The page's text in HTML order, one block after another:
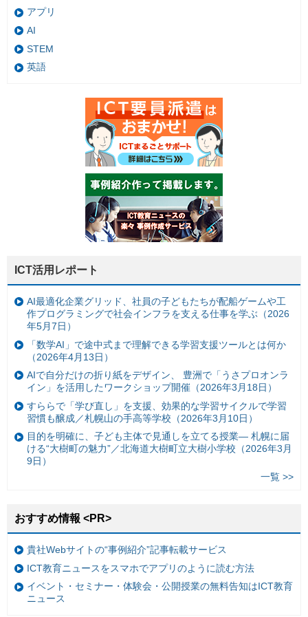
アプリ
AI
STEM
英語
ICT活用レポート
AI最適化企業グリッド、社員の子どもたちが配船ゲームや工
作プログラミングで社会インフラを支える仕事を学ぶ（2026
年5月7日）
「数学AI」で途中式まで理解できる学習支援ツールとは何か
（2026年4月13日）
AIで自分だけの折り紙をデザイン、 豊洲で「うさプロオンラ
イン」を活用したワークショップ開催（2026年3月18日）
すららで「学び直し」を支援、効果的な学習サイクルで学習
習慣も醸成／札幌山の手高等学校（2026年3月10日）
目的を明確に、子ども主体で見通しを立てる授業— 札幌に届
ける“大樹町の魅力”／北海道大樹町立大樹小学校（2026年3月
9日）
一覧 >>
おすすめ情報 <PR>
貴社Webサイトの“事例紹介”記事転載サービス
ICT教育ニュースをスマホでアプリのように読む方法
イベント・セミナー・体験会・公開授業の無料告知はICT教育
ニュース